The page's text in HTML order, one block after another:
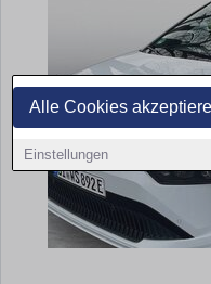
Alle Cookies
Einstellungen